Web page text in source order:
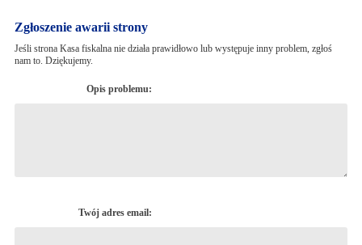
Zgłoszenie awarii strony
Jeśli strona Kasa fiskalna nie działa prawidłowo lub występuje inny problem, zgłoś
nam to. Dziękujemy.
Opis problemu:
Twój adres email: